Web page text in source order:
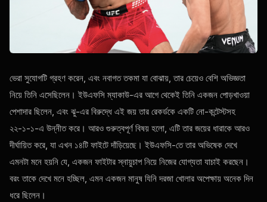
ভেরা সুযোগটি গ্রহণ করেন, এবং নবাগত তকমা যা বোঝায়, তার চেয়েও বেশি অভিজ্ঞতা
নিয়ে তিনি এসেছিলেন। ইউএফসি ম্যাকাউ-এর আগে থেকেই তিনি একজন পোড়খাওয়া
পেশাদার ছিলেন, এবং ঝু-এর বিরুদ্ধে এই জয় তার রেকর্ডকে একটি নো-কন্টেস্টসহ
২২-১-১-এ উন্নীত করে। আরও গুরুত্বপূর্ণ বিষয় হলো, এটি তার জয়ের ধারাকে আরও
দীর্ঘায়িত করে, যা এখন ১৪টি ফাইটে দাঁড়িয়েছে। ইউএফসি-তে তার অভিষেক দেখে
এমনটা মনে হয়নি যে, একজন ফাইটার স্নায়ুচাপ নিয়ে নিজের যোগ্যতা যাচাই করছেন।
বরং তাকে দেখে মনে হচ্ছিল, এমন একজন মানুষ যিনি দরজা খোলার অপেক্ষায় অনেক দিন
ধরে ছিলেন।